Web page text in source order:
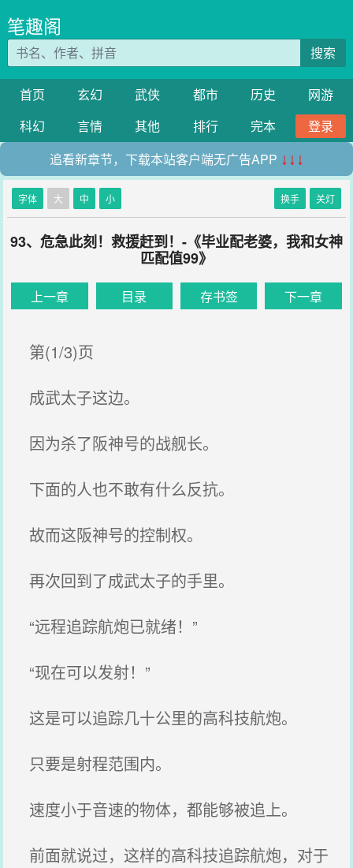
笔趣阁
搜索
首页 玄幻 武侠 都市 历史
网游
科幻
言情 其他 排行 完本
登录
追看新章节，下载本站客户端无广告APP ↓↓↓
字体 大 中 小 换手 关灯
93、危急此刻！救援赶到！-《毕业配老婆，我和女神
匹配值99》
上一章 目录 存书签 下一章
第(1/3)页
成武太子这边。
因为杀了阪神号的战舰长。
下面的人也不敢有什么反抗。
故而这阪神号的控制权。
再次回到了成武太子的手里。
“远程追踪航炮已就绪！”
“现在可以发射！”
这是可以追踪几十公里的高科技航炮。
只要是射程范围内。
速度小于音速的物体，都能够被追上。
前面就说过，这样的高科技追踪航炮，对于